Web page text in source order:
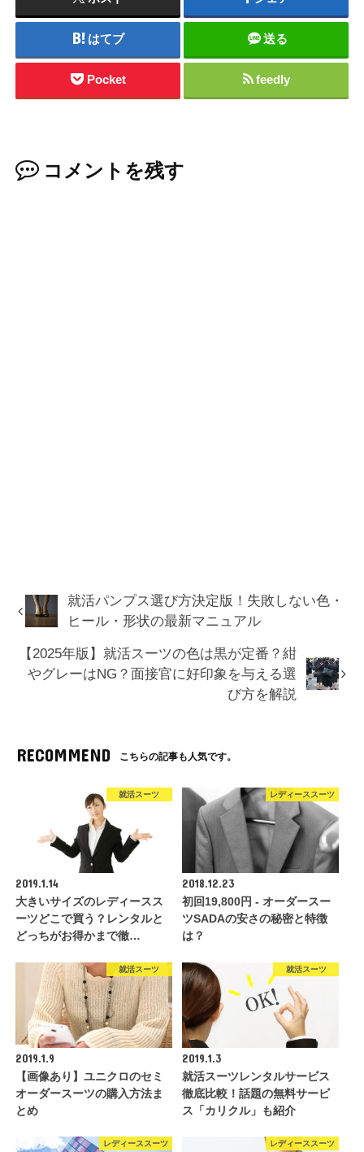
はてブ 送る
Pocket feedly
コメントを残す
就活パンプス選び方決定版！失敗しない色・
ヒール・形状の最新マニュアル
【2025年版】就活スーツの色は黒が定番？紺
やグレーはNG？面接官に好印象を与える選
び方を解説
RECOMMEND こちらの記事も人気です。
就活スーツ
2019.1.14
大きいサイズのレディースス
ーツどこで買う？レンタルと
どっちがお得かまで徹…
レディーススーツ
2018.12.23
初回19,800円 - オーダースー
ツSADAの安さの秘密と特徴
は？
就活スーツ
2019.1.9
【画像あり】ユニクロのセミ
オーダースーツの購入方法ま
とめ
就活スーツ
2019.1.3
就活スーツレンタルサービス
徹底比較！話題の無料サービ
ス「カリクル」も紹介
レディーススーツ レディーススーツ